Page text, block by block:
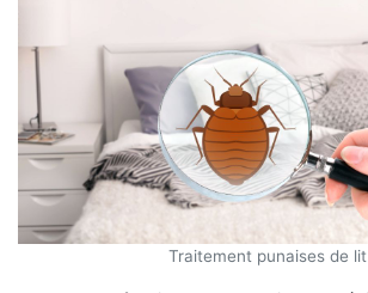
Traitement punaises de lit